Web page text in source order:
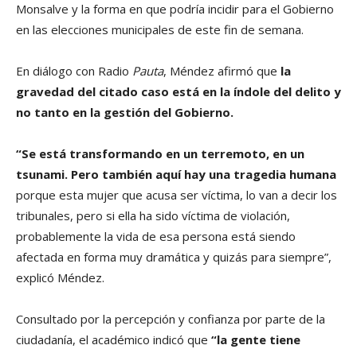
Monsalve y la forma en que podría incidir para el Gobierno
en las elecciones municipales de este fin de semana.
En diálogo con Radio Pauta, Méndez afirmó que la
gravedad del citado caso está en la índole del delito y
no tanto en la gestión del Gobierno.
“Se está transformando en un terremoto, en un
tsunami. Pero también aquí hay una tragedia humana
porque esta mujer que acusa ser víctima, lo van a decir los
tribunales, pero si ella ha sido víctima de violación,
probablemente la vida de esa persona está siendo
afectada en forma muy dramática y quizás para siempre”,
explicó Méndez.
Consultado por la percepción y confianza por parte de la
ciudadanía, el académico indicó que “la gente tiene